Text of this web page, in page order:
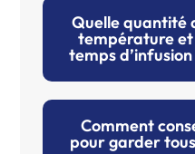
Quelle quantité
température
temps
Comment
pour garder